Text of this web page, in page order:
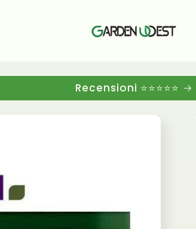
Recensioni ⭐⭐⭐⭐⭐